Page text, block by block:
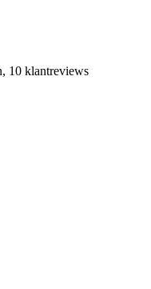
10 klantreviews